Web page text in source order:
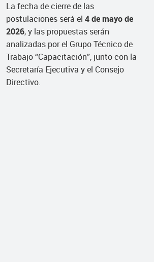
La fecha de cierre de las
postulaciones será el 4 de mayo de
2026, y las propuestas serán
analizadas por el Grupo Técnico de
Trabajo “Capacitación”, junto con la
Secretaría Ejecutiva y el Consejo
Directivo.